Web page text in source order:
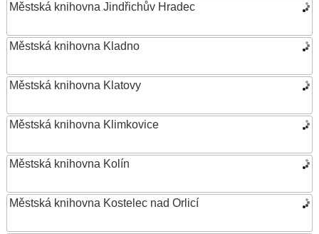
Městská knihovna Jindřichův Hradec
Městská knihovna Kladno
Městská knihovna Klatovy
Městská knihovna Klimkovice
Městská knihovna Kolín
Městská knihovna Kostelec nad Orlicí